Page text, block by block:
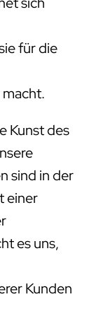
für die
Kunst des
sind in der
einer
es uns,
Kunden